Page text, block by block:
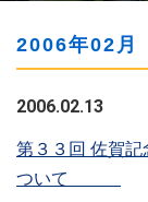
2006年02月
2006.02.13
第３３回 佐賀
ついて